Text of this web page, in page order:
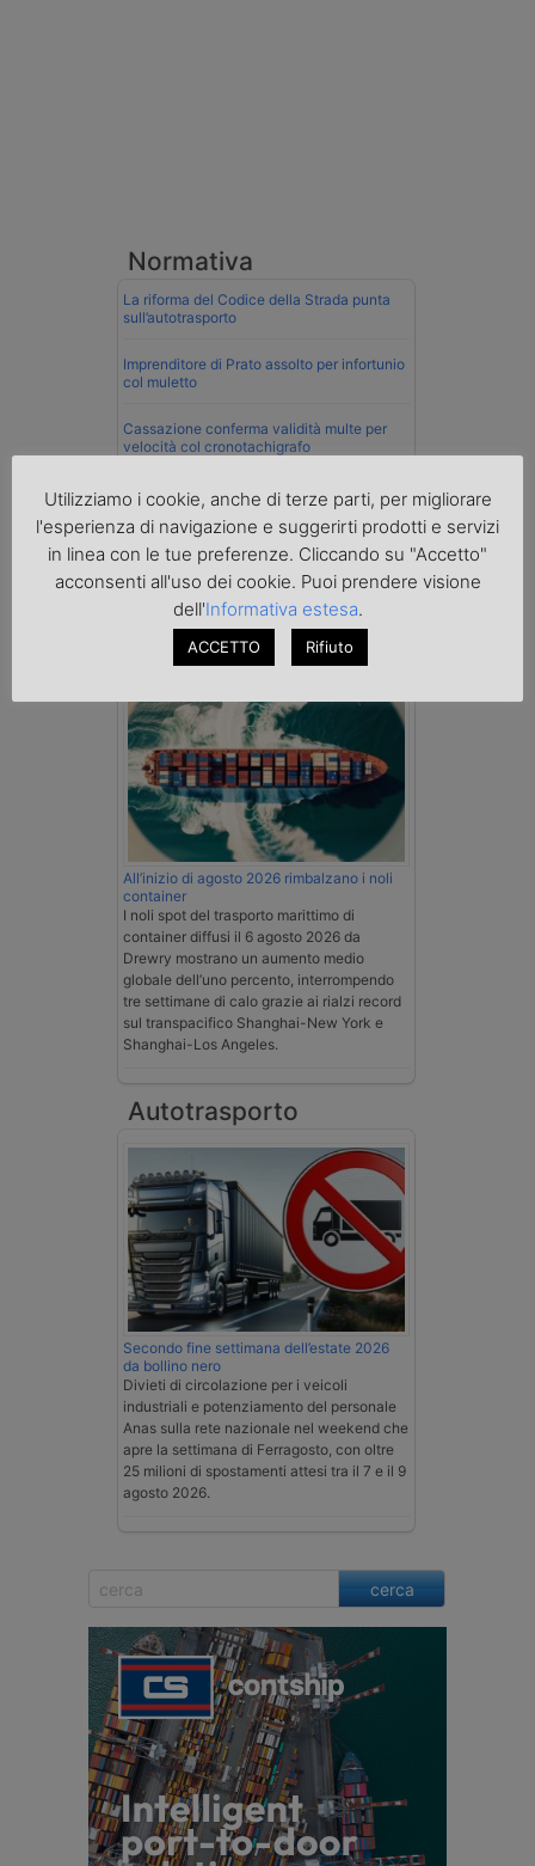
Normativa
La riforma del Codice della Strada punta
sull’autotrasporto
Imprenditore di Prato assolto per infortunio
col muletto
Cassazione conferma validità multe per
velocità col cronotachigrafo
La Cassazione conferma la qualifica di
spedizioniere-vettore
Esenzione Iva nei trasporti internazionali
su tutta la filiera
All’inizio di agosto 2026 rimbalzano i noli
container
I noli spot del trasporto marittimo di
container diffusi il 6 agosto 2026 da
Drewry mostrano un aumento medio
globale dell’uno percento, interrompendo
tre settimane di calo grazie ai rialzi record
sul transpacifico Shanghai-New York e
Shanghai-Los Angeles.
Autotrasporto
Secondo fine settimana dell’estate 2026
da bollino nero
Divieti di circolazione per i veicoli
industriali e potenziamento del personale
Anas sulla rete nazionale nel weekend che
apre la settimana di Ferragosto, con oltre
25 milioni di spostamenti attesi tra il 7 e il 9
agosto 2026.
cerca
Utilizziamo i cookie, anche di terze parti, per migliorare
l'esperienza di navigazione e suggerirti prodotti e servizi
in linea con le tue preferenze. Cliccando su "Accetto"
acconsenti all'uso dei cookie. Puoi prendere visione
dell'Informativa estesa.
ACCETTO Rifiuto